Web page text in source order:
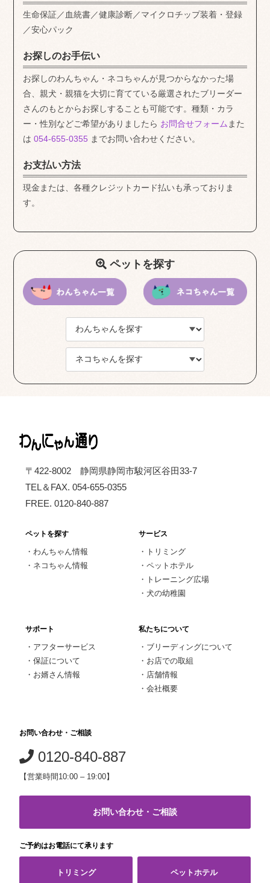
生命保証／血統書／健康診断／マイクロチップ装着・登録
／安心パック
お探しのお手伝い
お探しのわんちゃん・ネコちゃんが見つからなかった場
合、親犬・親猫を大切に育てている厳選されたブリーダー
さんのもとからお探しすることも可能です。種類・カラ
ー・性別などご希望がありましたら お問合せフォーム また
は054-655-0355 までお問い合わせください。
お支払い方法
現金または、各種クレジットカード払いも承っておりま
す。
ペットを探す
〒422-8002 静岡県静岡市駿河区谷田33-7
TEL＆FAX. 054-655-0355
FREE. 0120-840-887
ペットを探す
・わんちゃん情報
・ ネコちゃん情報
サービス
・ トリミング
・ペットホテル
・ トレーニング広場
・犬の幼稚園
サポート
・ アフターサービス
・保証について
・ お婿さん情報
私たちについて
・ ブリーディングについて
・ お店での取組
・ 店舗情報
・会社概要
お問い合わせ・ご相談
0120-840-887
【営業時間10:00 – 19:00】
お問い合わせ・ご相談
ご予約はお電話にて承ります
トリミング ペットホテル